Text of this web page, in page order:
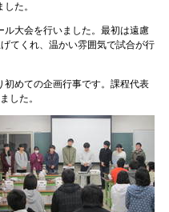
た。
ル大会を行いました。最初は遠慮
てくれ、温かい雰囲気で試合が行
初めての企画行事です。課程代表
した。